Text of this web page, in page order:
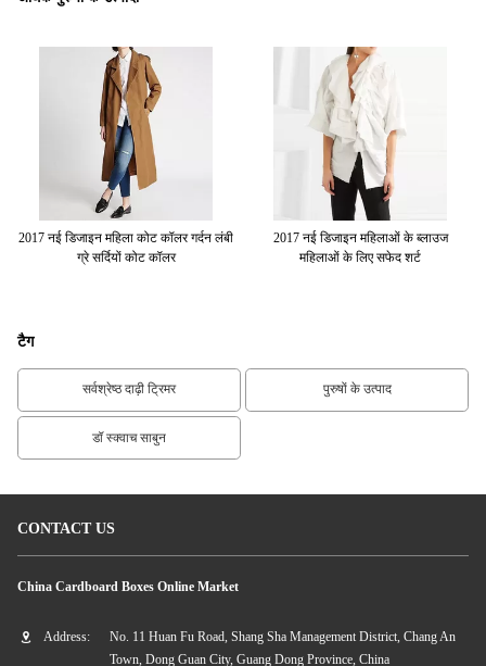
2017 नई डिजाइन महिला कोट कॉलर गर्दन लंबी
ग्रे सर्दियों कोट कॉलर
2017 नई डिजाइन महिलाओं के ब्लाउज
महिलाओं के लिए सफेद शर्ट
टैग
सर्वश्रेष्ठ दाढ़ी ट्रिमर पुरुषों के उत्पाद
डॉ स्क्वाच साबुन
CONTACT US
China Cardboard Boxes Online Market
Address:
No. 11 Huan Fu Road, Shang Sha Management District, Chang An
Town, Dong Guan City, Guang Dong Province, China